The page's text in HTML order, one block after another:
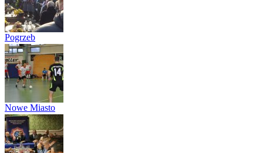
Pogrzeb
Ireneusza
Sierańs... (24)
Nowe Miasto
Lubawskie: II...
(20)